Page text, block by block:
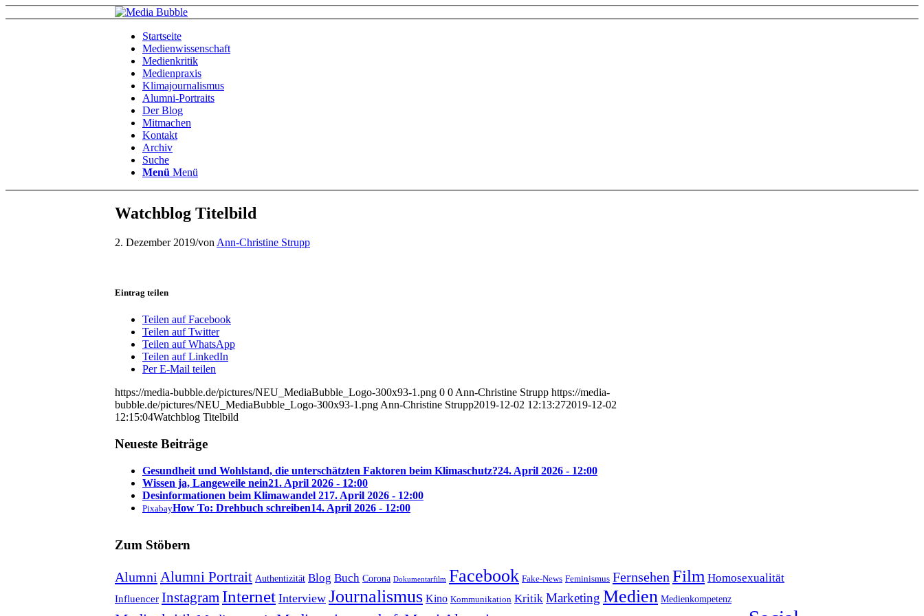
Startseite
Medienwissenschaft
Medienkritik
Medienpraxis
Klimajournalismus
Alumni-Portraits
Der Blog
Mitmachen
Kontakt
Archiv
Suche
Menü Menü
Watchblog Titelbild
2. Dezember 2019/von Ann-Christine Strupp
Eintrag teilen
Teilen auf Facebook
Teilen auf Twitter
Teilen auf WhatsApp
Teilen auf LinkedIn
Per E-Mail teilen
https://media-bubble.de/pictures/NEU_MediaBubble_Logo-300x93-1.png 0 0 Ann-Christine Strupp https://media-
bubble.de/pictures/NEU_MediaBubble_Logo-300x93-1.png Ann-Christine Strupp2019-12-02 12:13:272019-12-02
12:15:04Watchblog Titelbild
Neueste Beiträge
Gesundheit und Wohlstand, die unterschätzten Faktoren beim Klimaschutz?24. April 2026 - 12:00
Wissen ja, Langeweile nein21. April 2026 - 12:00
Desinformationen beim Klimawandel 217. April 2026 - 12:00
PixabayHow To: Drehbuch schreiben14. April 2026 - 12:00
Zum Stöbern
Alumni Alumni Portrait Authentizität Blog Buch Corona Dokumentarfilm Facebook Fake-News Feminismus Fernsehen Film Homosexualität
Influencer Instagram Internet Interview Journalismus Kino Kommunikation Kritik Marketing Medien Medienkompetenz